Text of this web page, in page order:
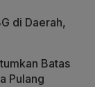
di Daerah,
Batas
Pulang